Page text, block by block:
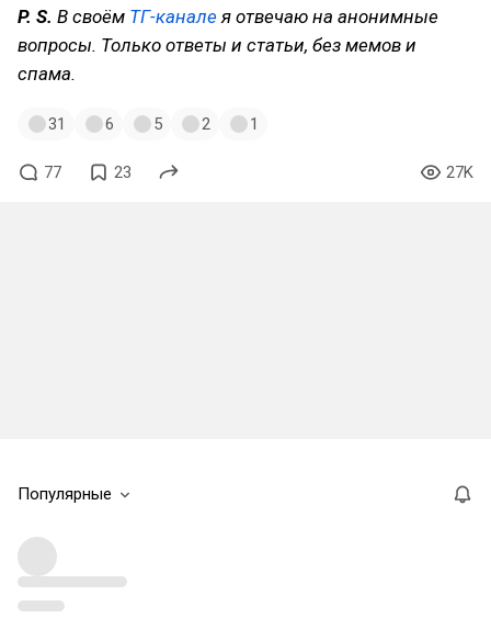
P. S. В своём ТГ-канале я отвечаю на анонимные
вопросы. Только ответы и статьи, без мемов и
спама.
31 6 5 2 1
77 23 27K
Популярные